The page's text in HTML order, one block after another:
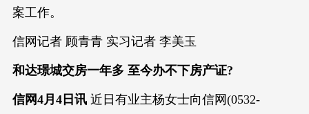
案工作。
信网记者 顾青青 实习记者 李美玉
和达璟城交房一年多 至今办不下房产证?
信网4月4日讯近日有业主杨女士向信网(0532-